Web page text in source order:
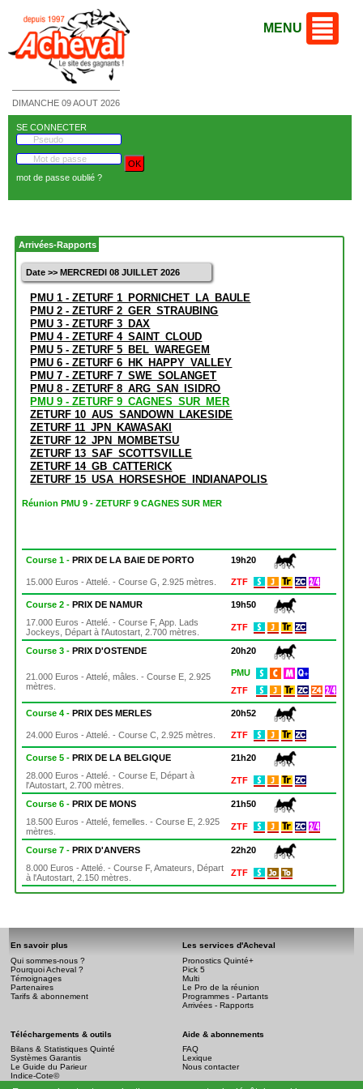
DIMANCHE 09 AOUT 2026
MENU
SE CONNECTER
mot de passe oublié ?
Arrivées-Rapports
Date >> MERCREDI 08 JUILLET 2026
PMU 1 - ZETURF 1_PORNICHET_LA_BAULE
PMU 2 - ZETURF 2_GER_STRAUBING
PMU 3 - ZETURF 3_DAX
PMU 4 - ZETURF 4_SAINT_CLOUD
PMU 5 - ZETURF 5_BEL_WAREGEM
PMU 6 - ZETURF 6_HK_HAPPY_VALLEY
PMU 7 - ZETURF 7_SWE_SOLANGET
PMU 8 - ZETURF 8_ARG_SAN_ISIDRO
PMU 9 - ZETURF 9_CAGNES_SUR_MER
ZETURF 10_AUS_SANDOWN_LAKESIDE
ZETURF 11_JPN_KAWASAKI
ZETURF 12_JPN_MOMBETSU
ZETURF 13_SAF_SCOTTSVILLE
ZETURF 14_GB_CATTERICK
ZETURF 15_USA_HORSESHOE_INDIANAPOLIS
Réunion PMU 9 - ZETURF 9 CAGNES SUR MER
Course 1 -PRIX DE LA BAIE DE PORTO 19h20
15.000 Euros - Attelé. - Course G, 2.925 mètres. ZTF
Course 2 -PRIX DE NAMUR
19h50
17.000 Euros - Attelé. - Course F, App. Lads
Jockeys, Départ à l'Autostart, 2.700 mètres.
ZTF
Course 3 -PRIX D'OSTENDE 20h20
21.000 Euros - Attelé, mâles. - Course E, 2.925
mètres.
PMU
ZTF
Course 4 -PRIX DES MERLES 20h52
24.000 Euros - Attelé. - Course C, 2.925 mètres. ZTF
Course 5 -PRIX DE LA BELGIQUE
21h20
28.000 Euros - Attelé. - Course E, Départ à
l'Autostart, 2.700 mètres.
ZTF
Course 6 -PRIX DE MONS
21h50
18.500 Euros - Attelé, femelles. - Course E, 2.925
mètres.
ZTF
Course 7 -PRIX D'ANVERS
22h20
8.000 Euros - Attelé. - Course F, Amateurs, Départ
à l'Autostart, 2.150 mètres.
ZTF
En savoir plus
Qui sommes-nous ?
Pourquoi Acheval ?
Témoignages
Partenaires
Tarifs & abonnement
Les services d'Acheval
Pronostics Quinté+
Pick 5
Multi
Le Pro de la réunion
Programmes - Partants
Arrivées - Rapports
Téléchargements & outils
Bilans & Statistiques Quinté
Systèmes Garantis
Le Guide du Parieur
Indice-Cote©
Aide & abonnements
FAQ
Lexique
Nous contacter